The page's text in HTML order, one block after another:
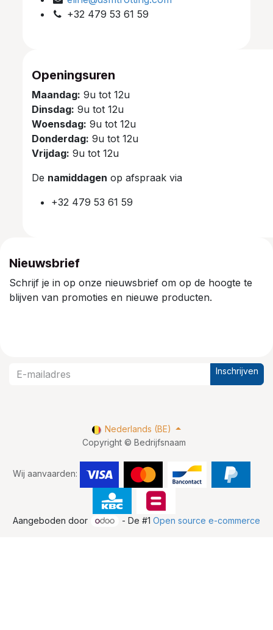
+32 479 53 61 59
Openingsuren
Maandag: 9u tot 12u
Dinsdag: 9u tot 12u
Woensdag: 9u tot 12u
Donderdag: 9u tot 12u
Vrijdag: 9u tot 12u
De namiddagen op afspraak via
+32 479 53 61 59
Nieuwsbrief
Schrijf je in op onze nieuwsbrief om op de hoogte te
blijven van promoties en nieuwe producten.
Inschrijven
Copyright © Bedrijfsnaam
Wij aanvaarden:
Nederlands (BE)
Aangeboden door - De #1Open source e-commerce